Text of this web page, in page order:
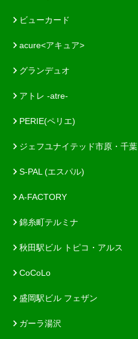
ビューカード
acure<アキュア>
グランデュオ
アトレ -atre-
PERIE(ペリエ)
ジェフユナイテッド市原・千葉
S-PAL (エスパル)
A-FACTORY
錦糸町テルミナ
秋田駅ビル トピコ・アルス
CoCoLo
盛岡駅ビル フェザン
ガーラ湯沢